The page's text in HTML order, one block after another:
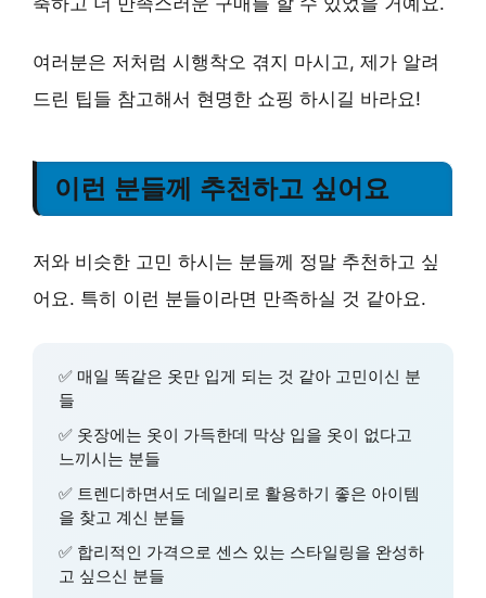
여러분은 저처럼 시행착오 겪지 마시고, 제가 알려
드린 팁들 참고해서 현명한 쇼핑 하시길 바라요!
이런 분들께 추천하고 싶어요
저와 비슷한 고민 하시는 분들께 정말 추천하고 싶
어요. 특히 이런 분들이라면 만족하실 것 같아요.
✅ 매일 똑같은 옷만 입게 되는 것 같아 고민이신 분
들
✅ 옷장에는 옷이 가득한데 막상 입을 옷이 없다고
느끼시는 분들
✅ 트렌디하면서도 데일리로 활용하기 좋은 아이템
을 찾고 계신 분들
✅ 합리적인 가격으로 센스 있는 스타일링을 완성하
고 싶으신 분들